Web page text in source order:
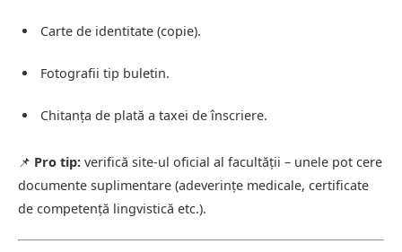
Carte de identitate (copie).
Fotografii tip buletin.
Chitanța de plată a taxei de înscriere.
📌 Pro tip: verifică site-ul oficial al facultății – unele pot cere
documente suplimentare (adeverințe medicale, certificate
de competență lingvistică etc.).